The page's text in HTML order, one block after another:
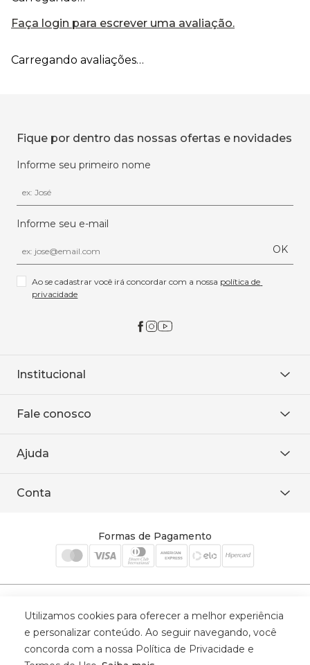
Faça login para escrever uma avaliação.
Carregando avaliações…
Fique por dentro das nossas ofertas e novidades
Informe seu primeiro nome
Informe seu e-mail
OK
Ao se cadastrar você irá concordar com a nossa política de
privacidade
Institucional
Onde encontrar
Baixe o APP
Fale conosco
WhatsApp
Ajuda
Política de entrega
Conta
Cadastre-se
Formas de Pagamento
Utilizamos cookies para oferecer a melhor experiência
e personalizar conteúdo. Ao seguir navegando, você
concorda com a nossa Política de Privacidade e